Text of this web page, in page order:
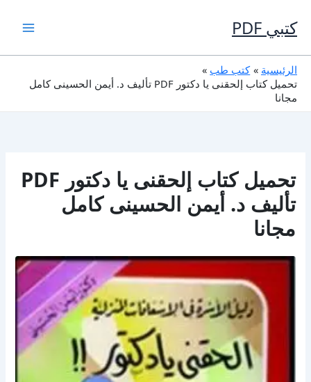
إلى
المحتوى
كتبي PDF
الرئيسية
كتب طب
تحميل كتاب إلحقنى يا دكتور PDF تأليف د. أيمن الحسينى كامل
مجانا
تحميل كتاب إلحقنى يا دكتور PDF
تأليف د. أيمن الحسينى كامل
مجانا